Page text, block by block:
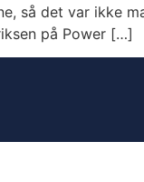
så det var ikke
på Power […]